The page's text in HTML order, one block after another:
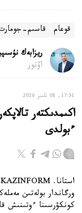
قوعام قاسىم-
ريزابەك
اۆتور
17:51, 08 تامىز 2026
اكىمدىكتەر
ءبولدى
ورگاندار بولەتىن
كونكۋرسىنا ءوتىنىش